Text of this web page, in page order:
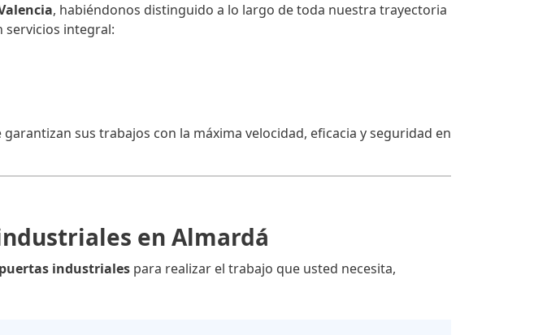
, habiéndonos distinguido a lo largo de toda nuestra trayectoria
servicios integral:
sus trabajos con la máxima velocidad, eficacia y seguridad en
en Almardá
industriales para realizar el trabajo que usted necesita,